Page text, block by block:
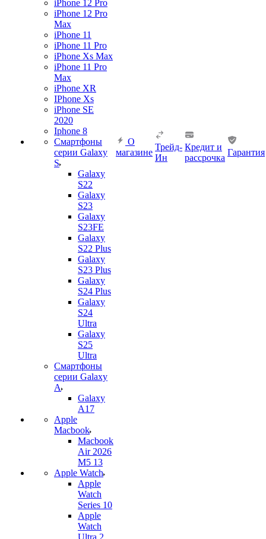
iPhone 12 Pro
iPhone 12 Pro
Max
iPhone 11
iPhone 11 Pro
iPhone Xs Max
iPhone 11 Pro
Max
iPhone XR
IPhone Xs
iPhone SE
2020
Iphone 8
Смартфоны
серии Galaxy
S
Galaxy
S22
Galaxy
S23
Galaxy
S23FE
Galaxy
S22 Plus
Galaxy
S23 Plus
Galaxy
S24 Plus
Galaxy
S24
Ultra
Galaxy
S25
Ultra
Смартфоны
серии Galaxy
A
Galaxy
A17
Apple
Macbook
Macbook
Air 2026
M5 13
Apple Watch
Apple
Watch
Series 10
Apple
Watch
Ultra 2
О
магазине
Трейд-
Ин
Кредит и
рассрочка
Гарантия